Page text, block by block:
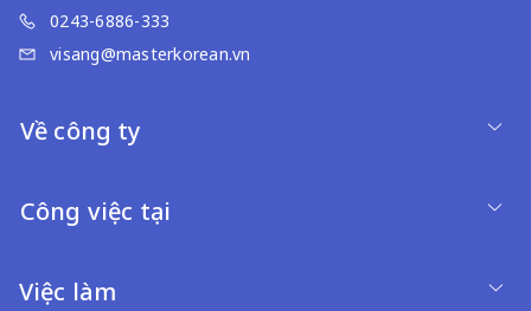
0243-6886-333
visang@masterkorean.vn
Về công ty
Công việc tại
Việc làm